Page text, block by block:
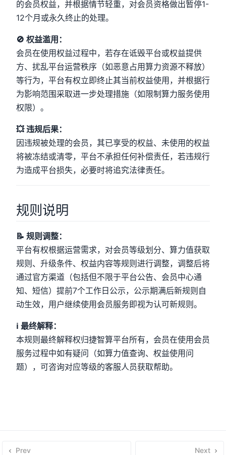
的会员权益，并根据情节轻重，对会员资格做出暂停1-
12个月或永久终止的处理。
🚫 权益滥用：
会员在使用权益过程中，若存在诋毁平台或权益提供
方、扰乱平台运营秩序（如恶意占用算力资源不释放）
等行为，平台有权立即终止其当前权益使用，并根据行
为影响范围采取进一步处理措施（如限制算力服务使用
权限）。
💥 违规后果：
因违规被处理的会员，其已享受的权益、未使用的权益
将被冻结或清零，平台不承担任何补偿责任，若违规行
为造成平台损失，必要时将追究法律责任。
规则说明
📝 规则调整：
平台有权根据运营需求，对会员等级划分、算力值获取
规则、升级条件、权益内容等规则进行调整，调整后将
通过官方渠道（包括但不限于平台公告、会员中心通
知、短信）提前7个工作日公示，公示期满后新规则自
动生效，用户继续使用会员服务即视为认可新规则。
ℹ️ 最终解释：
本规则最终解释权归捷智算平台所有，会员在使用会员
服务过程中如有疑问（如算力值查询、权益使用问
题），可咨询对应等级的客服人员获取帮助。
Prev Next